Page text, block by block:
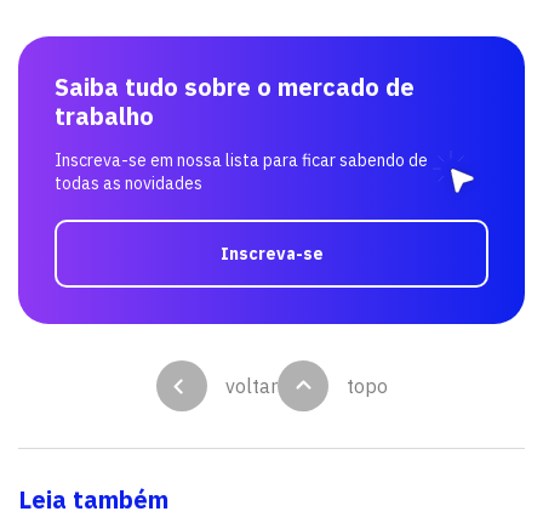
Saiba tudo sobre o mercado de
trabalho
Inscreva-se em nossa lista para ficar sabendo de
todas as novidades
Inscreva-se
voltar topo
Leia também